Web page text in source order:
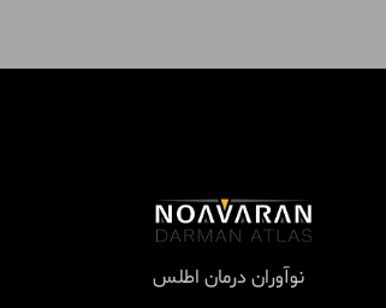
نوآوران درمان اطلس